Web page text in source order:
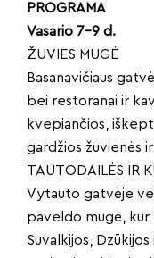
PROGRAMA
Vasario 7-9 d.
ŽUVIES MUGĖ
Basanavičiaus
bei restoranai ir
kvepiančios,
gardžios žuvienės
TAUTODAILĖS IR
Vytauto gatvėje
paveldo mugė, kur
Suvalkijos,